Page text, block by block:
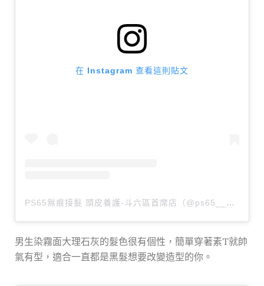
在 Instagram 查看這則貼文
PS65無痕接髮 頭皮養護-斗六區首席店（@ps65__hair）分享的貼文
男生染霧面大理石灰的髮色很有個性，簡單穿著素T就帥
氣有型，適合一直都是黑髮想要改變造型的你。